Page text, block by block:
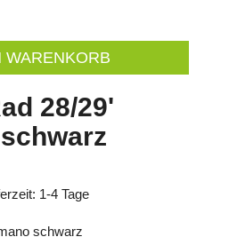
WARENKORB
28/29'
1-4 Tage
schwarz